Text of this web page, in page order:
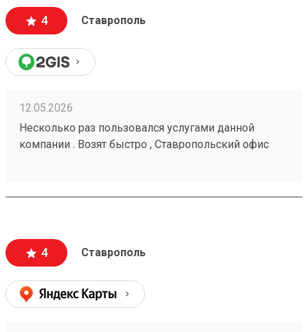
4 Ставрополь
12.05.2026
Несколько раз пользовался услугами данной
компании . Возят быстро , Ставропольский офис
поддержки все решается . Заказ № 260425670
4 Ставрополь